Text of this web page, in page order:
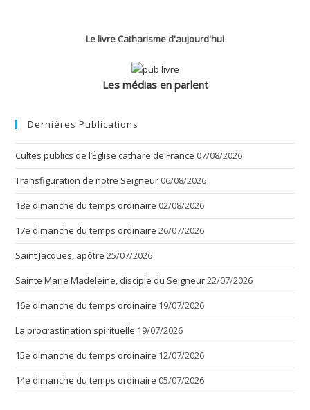
Le livre Catharisme d'aujourd'hui
Les médias en parlent
Dernières Publications
Cultes publics de l’Église cathare de France 07/08/2026
Transfiguration de notre Seigneur 06/08/2026
18e dimanche du temps ordinaire 02/08/2026
17e dimanche du temps ordinaire 26/07/2026
Saint Jacques, apôtre 25/07/2026
Sainte Marie Madeleine, disciple du Seigneur22/07/2026
16e dimanche du temps ordinaire 19/07/2026
La procrastination spirituelle 19/07/2026
15e dimanche du temps ordinaire 12/07/2026
14e dimanche du temps ordinaire 05/07/2026